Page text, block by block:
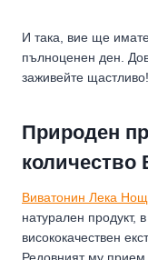
И така, вие ще
пълноценен ден.
заживейте щастливо!
Природен
количество
Виватонин Лека
натурален продукт,
висококачествен